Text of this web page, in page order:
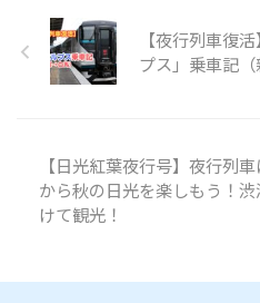
【夜行列車復
プス」乗車記
【日光紅葉夜行号】夜行列
から秋の日光を楽しもう！
けて観光！